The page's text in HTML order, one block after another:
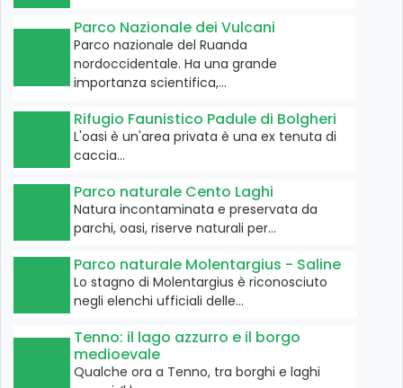
Parco Nazionale dei Vulcani
Parco nazionale del Ruanda
nordoccidentale. Ha una grande
importanza scientifica,…
Rifugio Faunistico Padule di Bolgheri
L'oasi è un'area privata è una ex tenuta di
caccia…
Parco naturale Cento Laghi
Natura incontaminata e preservata da
parchi, oasi, riserve naturali per…
Parco naturale Molentargius - Saline
Lo stagno di Molentargius è riconosciuto
negli elenchi ufficiali delle…
Tenno: il lago azzurro e il borgo
medioevale
Qualche ora a Tenno, tra borghi e laghi